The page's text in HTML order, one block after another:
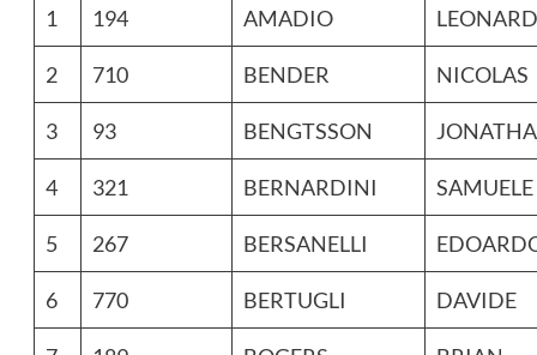
1 194 AMADIO
2 710 BENDER NICOLAS
3 93 BENGTSSON
4 321 BERNARDINI SAMUELE
5 267 BERSANELLI
6 770 BERTUGLI DAVIDE